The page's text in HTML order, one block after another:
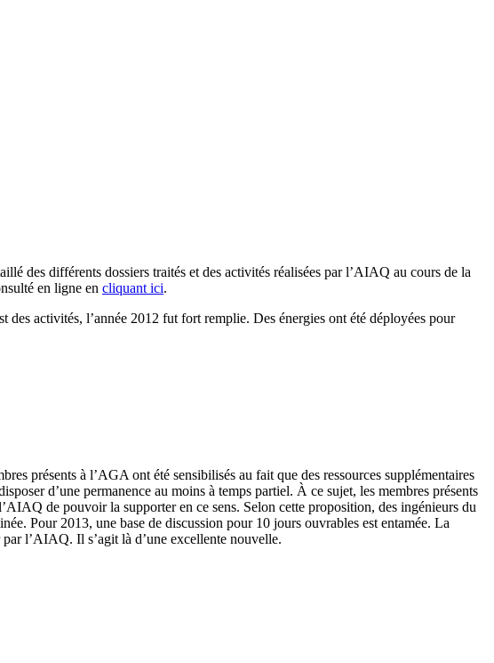
des différents dossiers traités et des activités réalisées par l’AIAQ au cours de la
en ligne en cliquant ici.
activités, l’année 2012 fut fort remplie. Des énergies ont été déployées pour
présents à l’AGA ont été sensibilisés au fait que des ressources supplémentaires
d’une permanence au moins à temps partiel. À ce sujet, les membres présents
de pouvoir la supporter en ce sens. Selon cette proposition, des ingénieurs du
Pour 2013, une base de discussion pour 10 jours ouvrables est entamée. La
l’AIAQ. Il s’agit là d’une excellente nouvelle.